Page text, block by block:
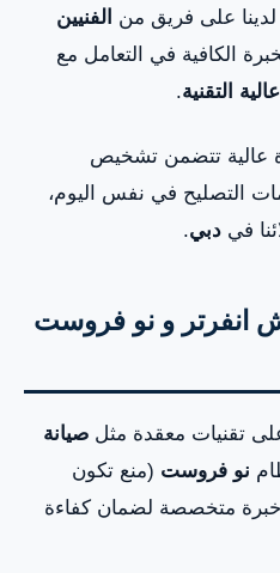
لثلاجتك البوش في دبي
وصيانة ثلاجات بوش في
لدينا على فريق من
الفنيين
الكافية في التعامل مع
التقنية.
عالية تتضمن تشخيص
التصليح في نفس اليوم،
في دبي.
انفرتر و نو فروست
تقنيات معقدة مثل صيانة
نو فروست (منع تكون
خبرة متخصصة لضمان كفاءة